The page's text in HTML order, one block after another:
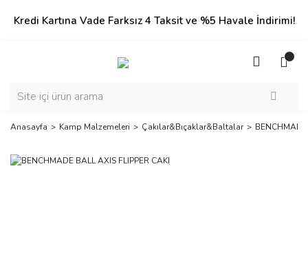
Kredi Kartına Vade Farksız 4 Taksit ve %5 Havale İndirimi!
Anasayfa Kamp Malzemeleri Çakılar&Bıçaklar&Baltalar